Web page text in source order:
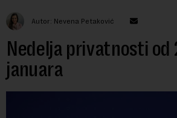
Autor: Nevena Petaković
Nedelja privatnosti od
januara